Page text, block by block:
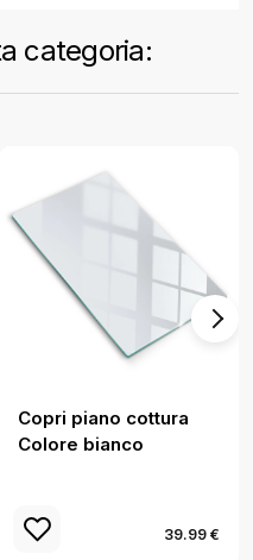
categoria:
Copri piano cottura
Colore bianco
39.99 €